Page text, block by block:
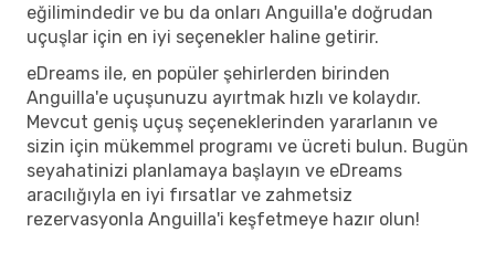
eğilimindedir ve bu da onları Anguilla'e doğrudan
uçuşlar için en iyi seçenekler haline getirir.
eDreams ile, en popüler şehirlerden birinden
Anguilla'e uçuşunuzu ayırtmak hızlı ve kolaydır.
Mevcut geniş uçuş seçeneklerinden yararlanın ve
sizin için mükemmel programı ve ücreti bulun. Bugün
seyahatinizi planlamaya başlayın ve eDreams
aracılığıyla en iyi fırsatlar ve zahmetsiz
rezervasyonla Anguilla'i keşfetmeye hazır olun!